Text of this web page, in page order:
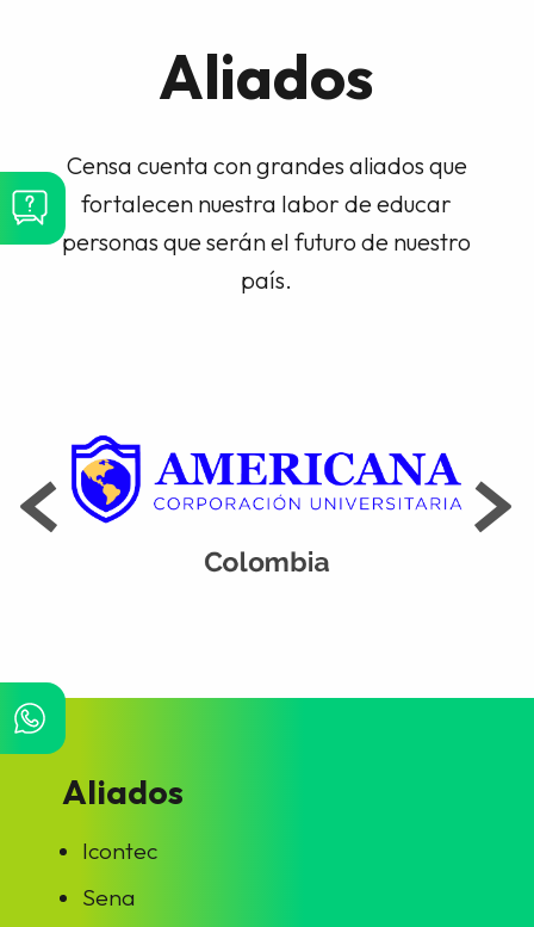
Aliados
Censa cuenta con grandes aliados que
fortalecen nuestra labor de educar
personas que serán el futuro de nuestro
país.
Aliados
Icontec
Sena